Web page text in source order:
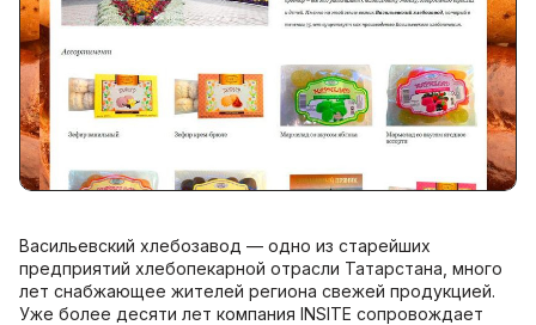
Васильевский хлебозавод — одно из старейших
предприятий хлебопекарной отрасли Татарстана, много
лет снабжающее жителей региона свежей продукцией.
Уже более десяти лет компания INSITE сопровождает